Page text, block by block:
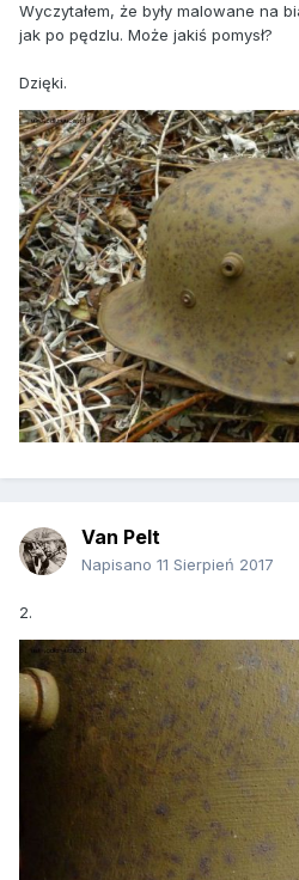
Wyczytałem, że były malowane na
jak po pędzlu. Może jakiś pomysł?
Dzięki.
Van Pelt
Napisano 11 Sierpień 2017
2.